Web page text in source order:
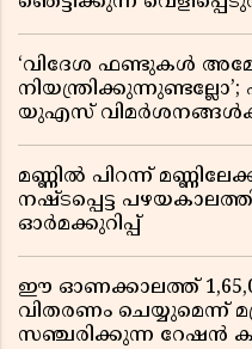
‘വിദേശ ഫണ്ടുകൾ
യുഎസ്
മണ്ണിൽ പിറന്ന്
നഷ്ടപ്പെട്ട
ഓർമക്കുറിപ്പ്
ഈ ഓണക്കാലത്ത്
വിതരണം ചെയ്യുമെന്ന്
സഞ്ചരിക്കുന്ന റേഷൻ